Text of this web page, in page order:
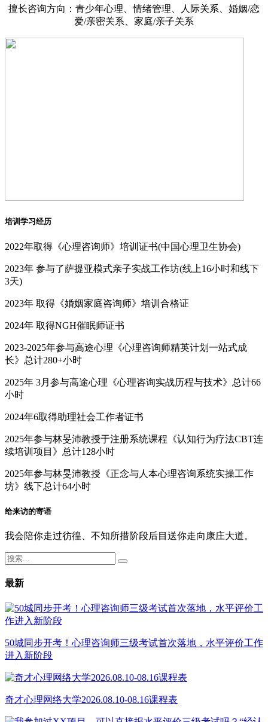
擅长咨询方向：青少年心理、情绪管理、人际关系、婚姻/恋
爱/亲密关系、家庭/亲子关系
培训学习经历
2022年取得《心理咨询师》培训证书(中国心理卫生协会)
2023年 参与了萨提亚模式亲子实战工作坊(线上16小时和线下
3天)
2023年 取得《婚姻家庭咨询师》培训合格证
2024年 取得NGH催眠师证书
2023-2025年参与高途心理《心理咨询师精英计划一站式成
长》总计280+小时
2025年 3月参与高途心理《心理咨询实战历程与技术》总计66
小时
2024年6取得助理社会工作者证书
2025年参与林旻沛教授于注册系统课程《认知行为疗法CBT连
续培训项目》总计128小时
2025年参与林旻沛教授《正念与人本心理咨询系统实操工作
坊》线下总计64小时
给来访的寄语
我会陪你走过彷徨、不知所措阶段后目送你走向康庄大道。
最新
50城同步开考！心理咨询师三级考试首次落地，水平评价工作
进入新阶段
奇才心理网络大学2026.08.10-08.16课程表